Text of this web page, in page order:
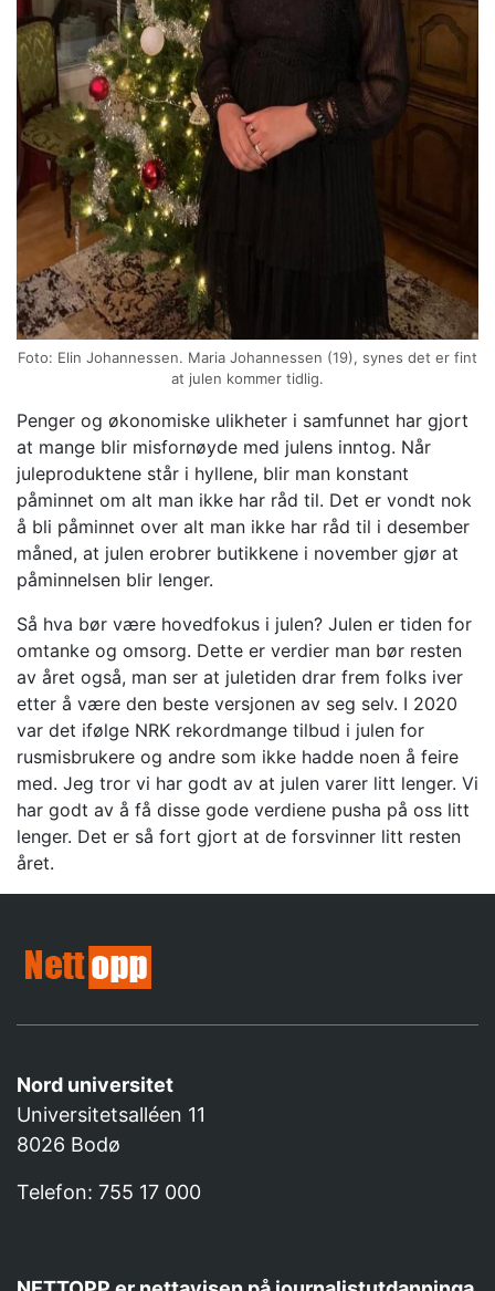
Foto: Elin Johannessen. Maria Johannessen (19), synes det er fint
at julen kommer tidlig.
Penger og økonomiske ulikheter i samfunnet har gjort
at mange blir misfornøyde med julens inntog. Når
juleproduktene står i hyllene, blir man konstant
påminnet om alt man ikke har råd til. Det er vondt nok
å bli påminnet over alt man ikke har råd til i desember
måned, at julen erobrer butikkene i november gjør at
påminnelsen blir lenger.
Så hva bør være hovedfokus i julen? Julen er tiden for
omtanke og omsorg. Dette er verdier man bør resten
av året også, man ser at juletiden drar frem folks iver
etter å være den beste versjonen av seg selv. I 2020
var det ifølge NRK rekordmange tilbud i julen for
rusmisbrukere og andre som ikke hadde noen å feire
med. Jeg tror vi har godt av at julen varer litt lenger. Vi
har godt av å få disse gode verdiene pusha på oss litt
lenger. Det er så fort gjort at de forsvinner litt resten
året.
Nord universitet
Universitetsalléen 11
8026 Bodø
Telefon: 755 17 000